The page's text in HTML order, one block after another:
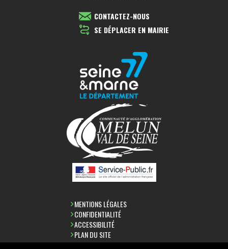
CONTACTEZ-NOUS
SE DÉPLACER EN MAIRIE
MENTIONS LÉGALES
CONFIDENTIALITÉ
ACCESSIBILITÉ
PLAN DU SITE